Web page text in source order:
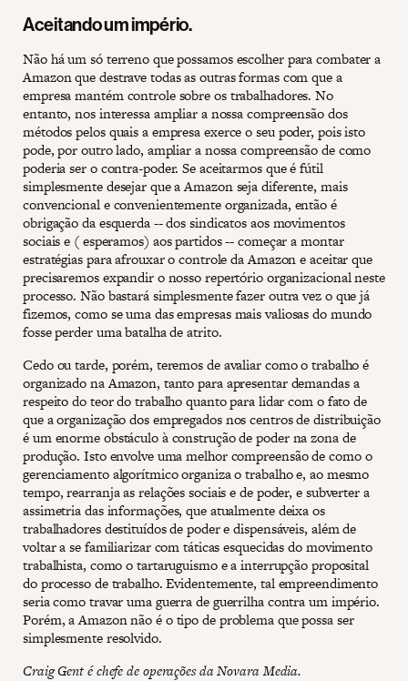
Aceitando um império.
Não há um só terreno que possamos escolher para combater a
Amazon que destrave todas as outras formas com que a
empresa mantém controle sobre os trabalhadores. No
entanto, nos interessa ampliar a nossa compreensão dos
métodos pelos quais a empresa exerce o seu poder, pois isto
pode, por outro lado, ampliar a nossa compreensão de como
poderia ser o contra-poder. Se aceitarmos que é fútil
simplesmente desejar que a Amazon seja diferente, mais
convencional e convenientemente organizada, então é
obrigação da esquerda -- dos sindicatos aos movimentos
sociais e ( esperamos) aos partidos -- começar a montar
estratégias para afrouxar o controle da Amazon e aceitar que
precisaremos expandir o nosso repertório organizacional neste
processo. Não bastará simplesmente fazer outra vez o que já
fizemos, como se uma das empresas mais valiosas do mundo
fosse perder uma batalha de atrito.
Cedo ou tarde, porém, teremos de avaliar como o trabalho é
organizado na Amazon, tanto para apresentar demandas a
respeito do teor do trabalho quanto para lidar com o fato de
que a organização dos empregados nos centros de distribuição
é um enorme obstáculo à construção de poder na zona de
produção. Isto envolve uma melhor compreensão de como o
gerenciamento algorítmico organiza o trabalho e, ao mesmo
tempo, rearranja as relações sociais e de poder, e subverter a
assimetria das informações, que atualmente deixa os
trabalhadores destituídos de poder e dispensáveis, além de
voltar a se familiarizar com táticas esquecidas do movimento
trabalhista, como o tartaruguismo e a interrupção proposital
do processo de trabalho. Evidentemente, tal empreendimento
seria como travar uma guerra de guerrilha contra um império.
Porém, a Amazon não é o tipo de problema que possa ser
simplesmente resolvido.
Craig Gent é chefe de operações da Novara Media.